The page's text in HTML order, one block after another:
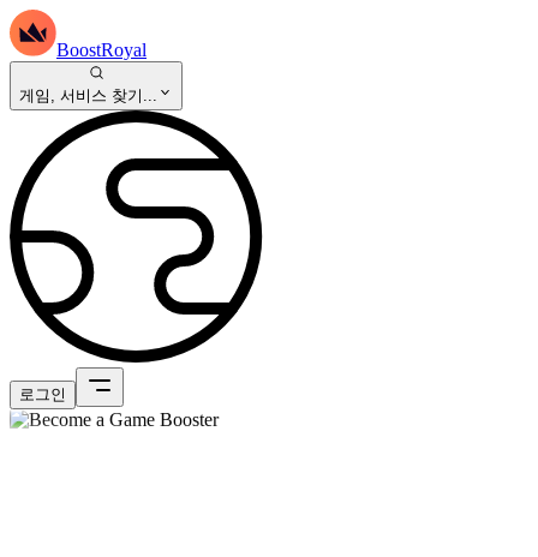
BoostRoyal
게임, 서비스 찾기...
로그인